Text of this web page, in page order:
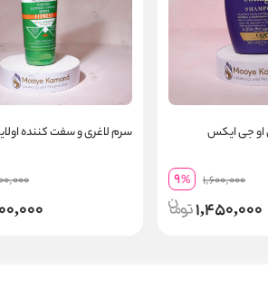
او جی ایکس
1,600,000
9%
1,450,000
سرم لاغری و سفت کننده